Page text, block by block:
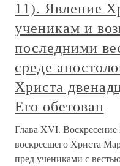
11). Явление
ученикам и
последними
среде
Христа
Его обетован
Глава XVI.
воскресшего Христа
пред учениками с